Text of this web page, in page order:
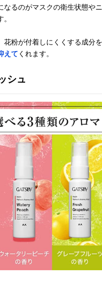
ジー
レー
りの天然アロマ
ノロ
マ
ドし
EX
キープ
パン
マ
ッシ
見た目も香りも
爽やかなアイテ
スク
ポッ
ラス
植物由来の原料
＆フレグランス
メーカーらしい
香り
なるのがマスクの衛生状態や
粉が付着しにくくする成分
えて くれます。
シュ